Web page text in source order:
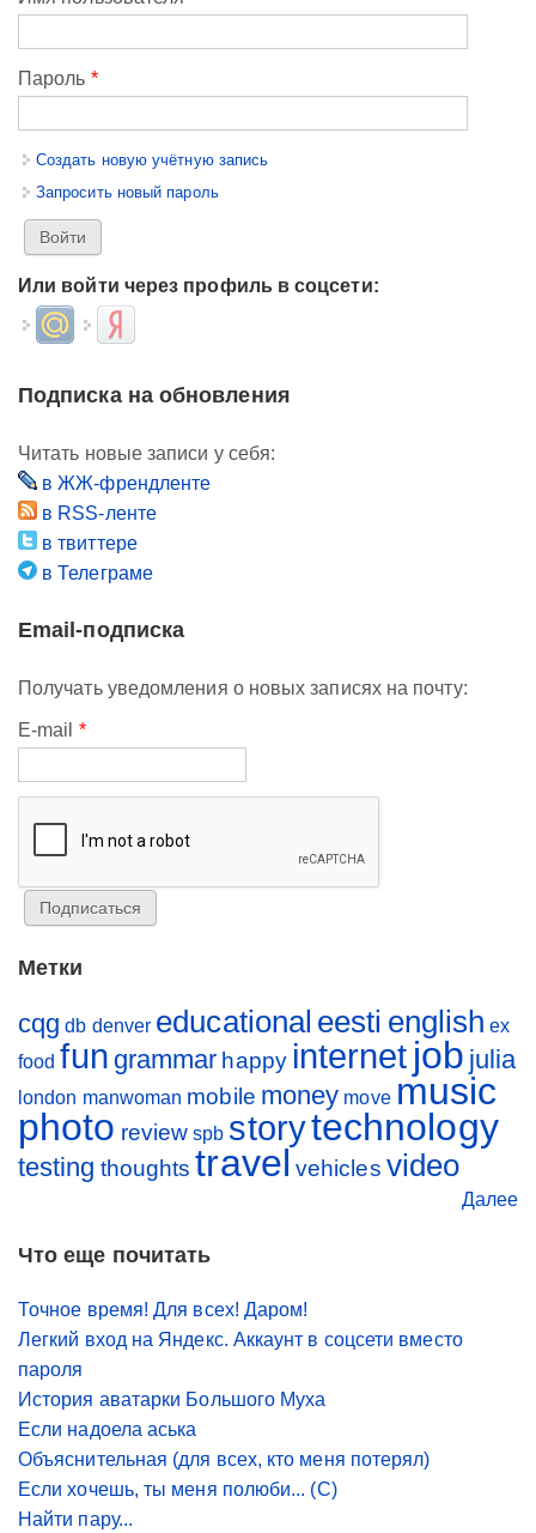
Пароль *
Создать новую учётную запись
Запросить новый пароль
Или войти через профиль в соцсети:
Login with Mail.ruLogin with Яндекс
Подписка на обновления
Читать новые записи у себя:
в ЖЖ-френдленте
в RSS-ленте
в твиттере
в Телеграме
Email-подписка
Получать уведомления о новых записях на почту:
E-mail *
Метки
cqg db denver educational eesti english ex
food fun grammar happy internet job julia
london manwoman mobile money move music
photo review spb storytechnology
testing thoughts travelvehicles video
Далее
Что еще почитать
Точное время! Для всех! Даром!
Легкий вход на Яндекс. Аккаунт в соцсети вместо
пароля
История аватарки Большого Муха
Если надоела аська
Объяснительная (для всех, кто меня потерял)
Если хочешь, ты меня полюби... (С)
Найти пару...